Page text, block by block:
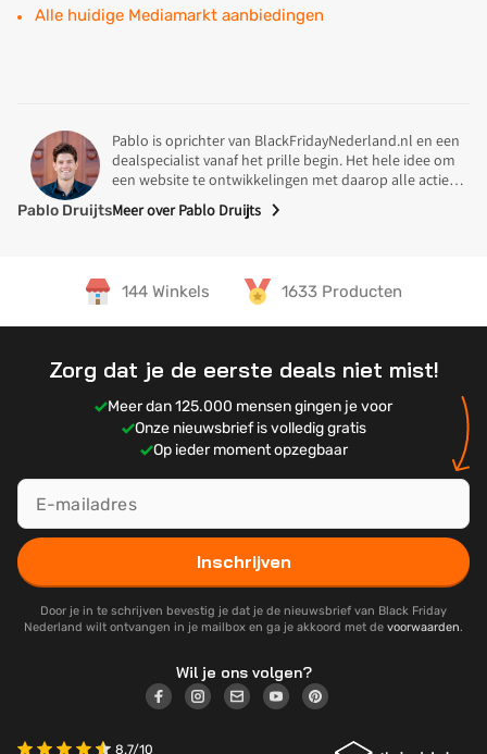
Alle huidige Mediamarkt aanbiedingen
Pablo Druijts
Pablo is oprichter van BlackFridayNederland.nl en een
dealspecialist vanaf het prille begin. Het hele idee om
een website te ontwikkelingen met daarop alle acties
en deals tijdens Black Friday in Nederland kwam uit zijn
koker. In 2014 was Pablo op zoek naar een koelkast
de conclusie dat Nederland wel een overzichtelijke
website met aanbiedingen kon gebruiken en zo
Pablo is gespecialiseerd voor het selecteren van de
Gaming
Televisies
Laptops & PC
Meer over Pablo Druijts
144 Winkels 1633 Producten
Zorg dat je de eerste deals niet mist!
Meer dan 125.000 mensen gingen je voor
Onze nieuwsbrief is volledig gratis
Op ieder moment opzegbaar
Inschrijven
Door je in te schrijven bevestig je dat je de nieuwsbrief van Black Friday
Nederland wilt ontvangen in je mailbox en ga je akkoord met de voorwaarden.
Wil je ons volgen?
8.7/10